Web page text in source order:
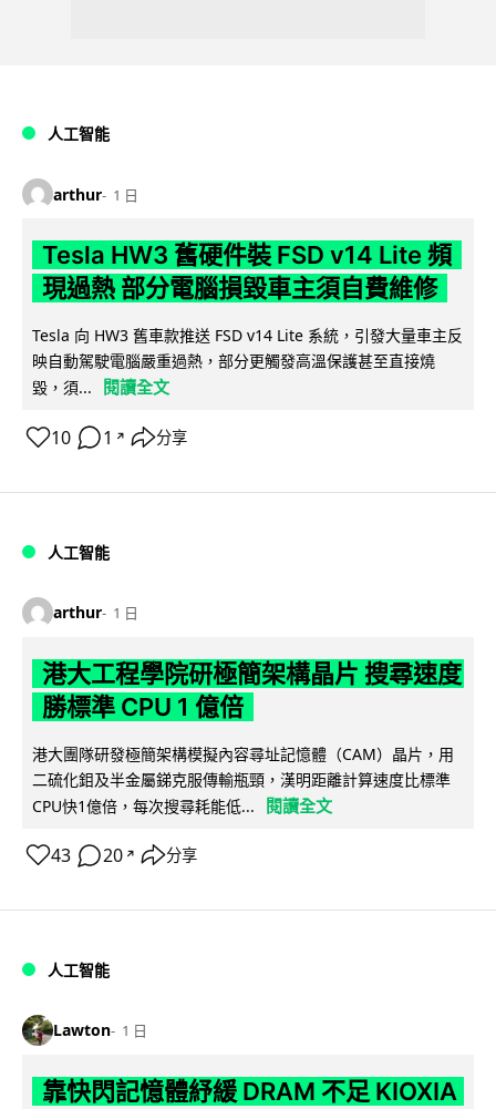
人工智能
arthur 1 日
Tesla HW3 舊硬件裝 FSD v14 Lite 頻
現過熱 部分電腦損毀車主須自費維修
Tesla 向 HW3 舊車款推送 FSD v14 Lite 系統，引發大量車主反
映自動駕駛電腦嚴重過熱，部分更觸發高溫保護甚至直接燒
毀，須...
閱讀全文
10 1 ↗ 分享
人工智能
arthur 1 日
港大工程學院研極簡架構晶片 搜尋速度
勝標準 CPU 1 億倍
港大團隊研發極簡架構模擬內容尋址記憶體（CAM）晶片，用
二硫化鉬及半金屬銻克服傳輸瓶頸，漢明距離計算速度比標準
CPU快1億倍，每次搜尋耗能低...
閱讀全文
43 20 ↗ 分享
人工智能
Lawton 1 日
靠快閃記憶體紓緩 DRAM 不足 KIOXIA